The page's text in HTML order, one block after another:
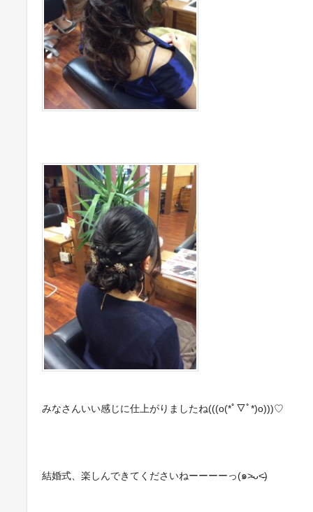
みなさんいい感じに仕上がりましたね(((o(*ﾟ▽ﾟ*)o)))♡
結婚式、楽しんできてくださいねーーーーっ(๑˃̵ᴗ˂̵)